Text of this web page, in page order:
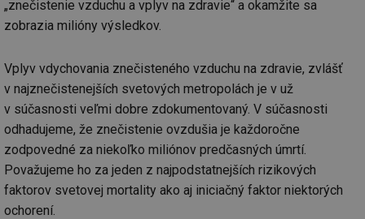
„znečistenie vzduchu a vplyv na zdravie“ a okamžite sa
zobrazia milióny výsledkov.
Vplyv vdychovania znečisteného vzduchu na zdravie, zvlášť
v najznečistenejších svetových metropolách je v už
v súčasnosti veľmi dobre zdokumentovaný. V súčasnosti
odhadujeme, že znečistenie ovzdušia je každoročne
zodpovedné za niekoľko miliónov predčasných úmrtí.
Považujeme ho za jeden z najpodstatnejších rizikových
faktorov svetovej mortality ako aj iniciačný faktor niektorých
ochorení.